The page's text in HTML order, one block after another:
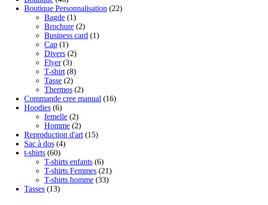
Boutique Personnalisation (22)
Bagde (1)
Brochure (2)
Business card (1)
Cap (1)
Divers (2)
Flyer (3)
T-shirt (8)
Tasse (2)
Thermos (2)
Commande cree manual (16)
Hoodies (6)
femelle (2)
Homme (2)
Reproduction d'art (15)
Sac à dos (4)
t-shirts (60)
T-shirts enfants (6)
T-shirts Femmes (21)
T-shirts homme (33)
Tasses (13)